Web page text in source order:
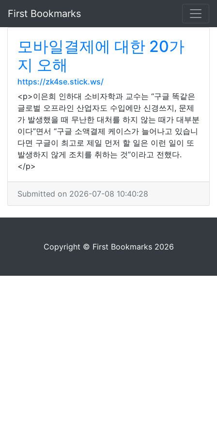
First Bookmarks
모바일결제에 대한 20가
지 오해
https://zk4se.stick.ws/
<p>이은희 인하대 소비자학과 교수는 “구글 똑같은
글로벌 오프라인 산업자도 수입에만 신경쓰지, 문제
가 발생했을 때 무난한 대처를 하지 않는 때가 대부분
이다”면서 “구글 소액결제 케이스가 늘어나고 있습니
다면 구글이 최고로 제일 먼저 할 일은 이런 일이 또
발생하지 않게 조치를 취하는 것”이라고 전했다.
</p>
Submitted on 2026-07-08 10:40:28
Copyright © First Bookmarks 2026